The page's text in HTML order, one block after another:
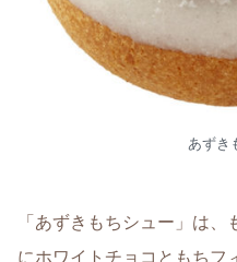
あずき
「あずきもちシュー」は
にホワイトチョコともちフ